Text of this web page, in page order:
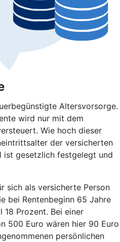
Altersvorsorge.
wird nur mit dem
Wie hoch dieser
der versicherten
ist gesetzlich festgelegt und
sich als versicherte Person
bei Rentenbeginn 65 Jahre
Prozent. Bei einer
500 Euro wären hier 90 Euro
persönlichen